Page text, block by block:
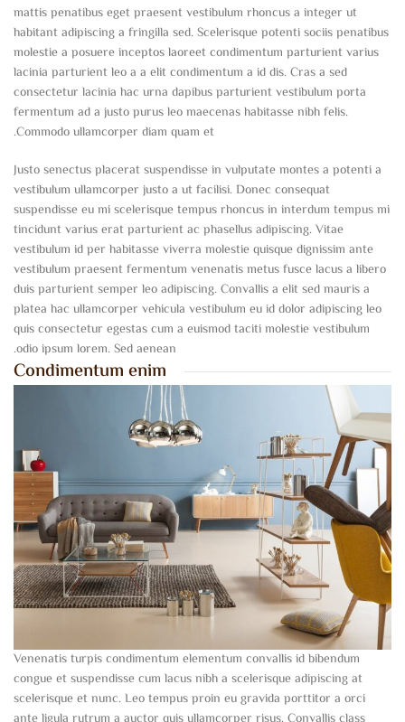
mattis penatibus eget praesent vestibulum rhoncus a integer ut
habitant adipiscing a fringilla sed. Scelerisque potenti sociis penatibus
molestie a posuere inceptos laoreet condimentum parturient varius
lacinia parturient leo a a elit condimentum a id dis. Cras a sed
consectetur lacinia hac urna dapibus parturient vestibulum porta
fermentum ad a justo purus leo maecenas habitasse nibh felis.
Commodo ullamcorper diam quam et.
Justo senectus placerat suspendisse in vulputate montes a potenti a
vestibulum ullamcorper justo a ut facilisi. Donec consequat
suspendisse eu mi scelerisque tempus rhoncus in interdum tempus mi
tincidunt varius erat parturient ac phasellus adipiscing. Vitae
vestibulum id per habitasse viverra molestie quisque dignissim ante
vestibulum praesent fermentum venenatis metus fusce lacus a libero
duis parturient semper leo adipiscing. Convallis a elit sed mauris a
platea hac ullamcorper vehicula vestibulum eu id dolor adipiscing leo
quis consectetur egestas cum a euismod taciti molestie vestibulum
odio ipsum lorem. Sed aenean.
Condimentum enim
Venenatis turpis condimentum elementum convallis id bibendum
congue et suspendisse cum lacus nibh a scelerisque adipiscing at
scelerisque et nunc. Leo tempus proin eu gravida porttitor a orci